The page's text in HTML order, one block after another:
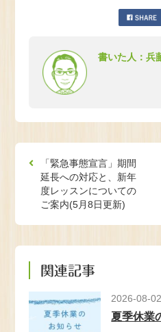
書いた人：兵
「緊急事態宣言」期間
延長への対応と、新年
度レッスンについての
ご案内(5月8日更新)
関連記事
2026-08-02
夏季休業